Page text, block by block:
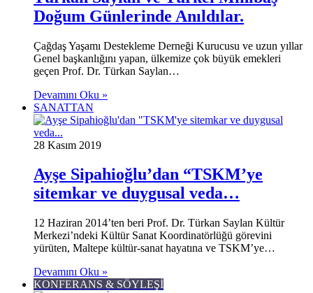
Doğum Günlerinde Anıldılar.
Çağdaş Yaşamı Destekleme Derneği Kurucusu ve uzun yıllar
Genel başkanlığını yapan, ülkemize çok büyük emekleri
geçen Prof. Dr. Türkan Saylan…
Devamını Oku »
SANATTAN
28 Kasım 2019
Ayşe Sipahioğlu’dan “TSKM’ye
sitemkar ve duygusal veda…
12 Haziran 2014’ten beri Prof. Dr. Türkan Saylan Kültür
Merkezi’ndeki Kültür Sanat Koordinatörlüğü görevini
yürüten, Maltepe kültür-sanat hayatına ve TSKM’ye…
Devamını Oku »
KONFERANS & SÖYLEŞİ